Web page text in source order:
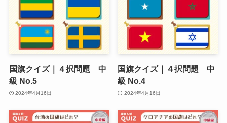
国旗クイズ｜４択問題 中
級 No.5
2024年4月16日
国旗クイズ｜４択問題 中
級 No.4
2024年4月16日